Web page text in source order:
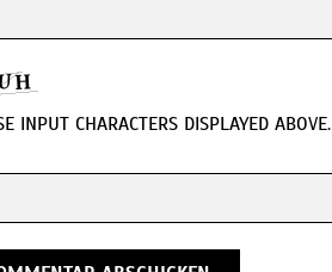
INPUT CHARACTERS DISPLAYED ABOVE.